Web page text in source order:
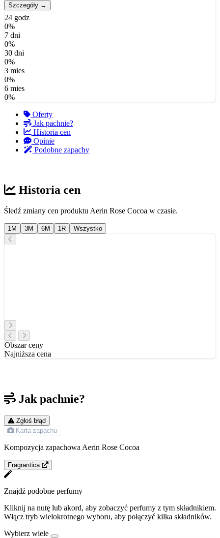
Szczegóły →
24 godz
0%
7 dni
0%
30 dni
0%
3 mies
0%
6 mies
0%
Oferty
Jak pachnie?
Historia cen
Opinie
Podobne zapachy
Historia cen
Śledź zmiany cen produktu Aerin Rose Cocoa w czasie.
1M 3M 6M 1R Wszystko
Obszar ceny
Najniższa cena
Jak pachnie?
Zgłoś błąd
Karta zapachu
Kompozycja zapachowa Aerin Rose Cocoa
Fragrantica
Znajdź podobne perfumy
Kliknij na nutę lub akord, aby zobaczyć perfumy z tym składnikiem.
Włącz tryb wielokrotnego wyboru, aby połączyć kilka składników.
Wybierz wiele